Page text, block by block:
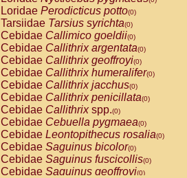
PitheciidaeCallicebus cupreus
PitheciidaeCallicebus donacophilus
PitheciidaeCallicebus moloch
PitheciidaeCallicebus torquatus
PitheciidaeCallicebusspp.(0)
PitheciidaeChiropotes satanas(0)
PitheciidaePithecia monachus
PitheciidaePithecia pithecia(0)
CercopithecidaeCercocebus agilis
CercopithecidaeCercocebus
CercopithecidaeCercocebus
CercopithecidaeCercocebus
CercopithecidaeCercocebus
CercopithecidaeCercocebushybrid
Loridae Perodicticus potto(0)
Tarsiidae Tarsius syrichta(0)
Cebidae Callimico goeldii(0)
Cebidae Callithrix argentata(0)
Cebidae Callithrix geoffroyi(0)
Cebidae Callithrix humeralifer(0)
Cebidae Callithrix jacchus(0)
Cebidae Callithrix penicillata(0)
Cebidae Callithrixspp.(0)
Cebidae Cebuella pygmaea(0)
Cebidae Leontopithecus rosalia(0)
Cebidae Saguinus bicolor(0)
Cebidae Saguinus fuscicollis(0)
Cebidae Saguinus geoffroyi(0)